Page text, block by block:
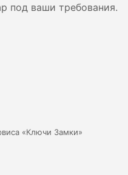
под ваши требования.
«Ключи Замки»